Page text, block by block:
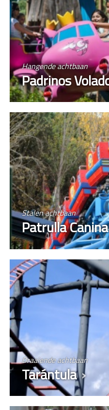
Hangende achtbaan
Padrinos
Stalen achtbaan
Patrulla Canina
Draaiende achtbaan
Tarántula